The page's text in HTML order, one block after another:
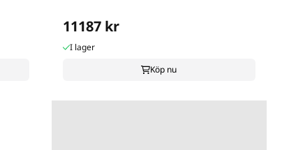
11187 kr
I lager
Köp nu